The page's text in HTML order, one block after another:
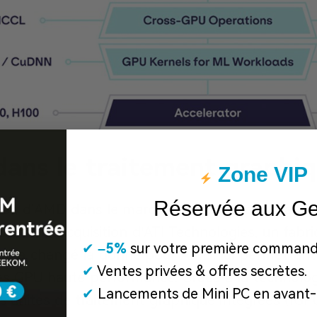
le traitement
d’AMD dans le marché du traitement
avec l’acquisition d’ATI Technologies, un
a changé la donne pour AMD, lui
GPU haute performance. Grâce à la
unités de traitement graphique intégrées
Zone VIP
Réservée aux
✔ –5% sur votre première
✔ Ventes privées & offres secrètes.
✔ Lancements de Mini PC en